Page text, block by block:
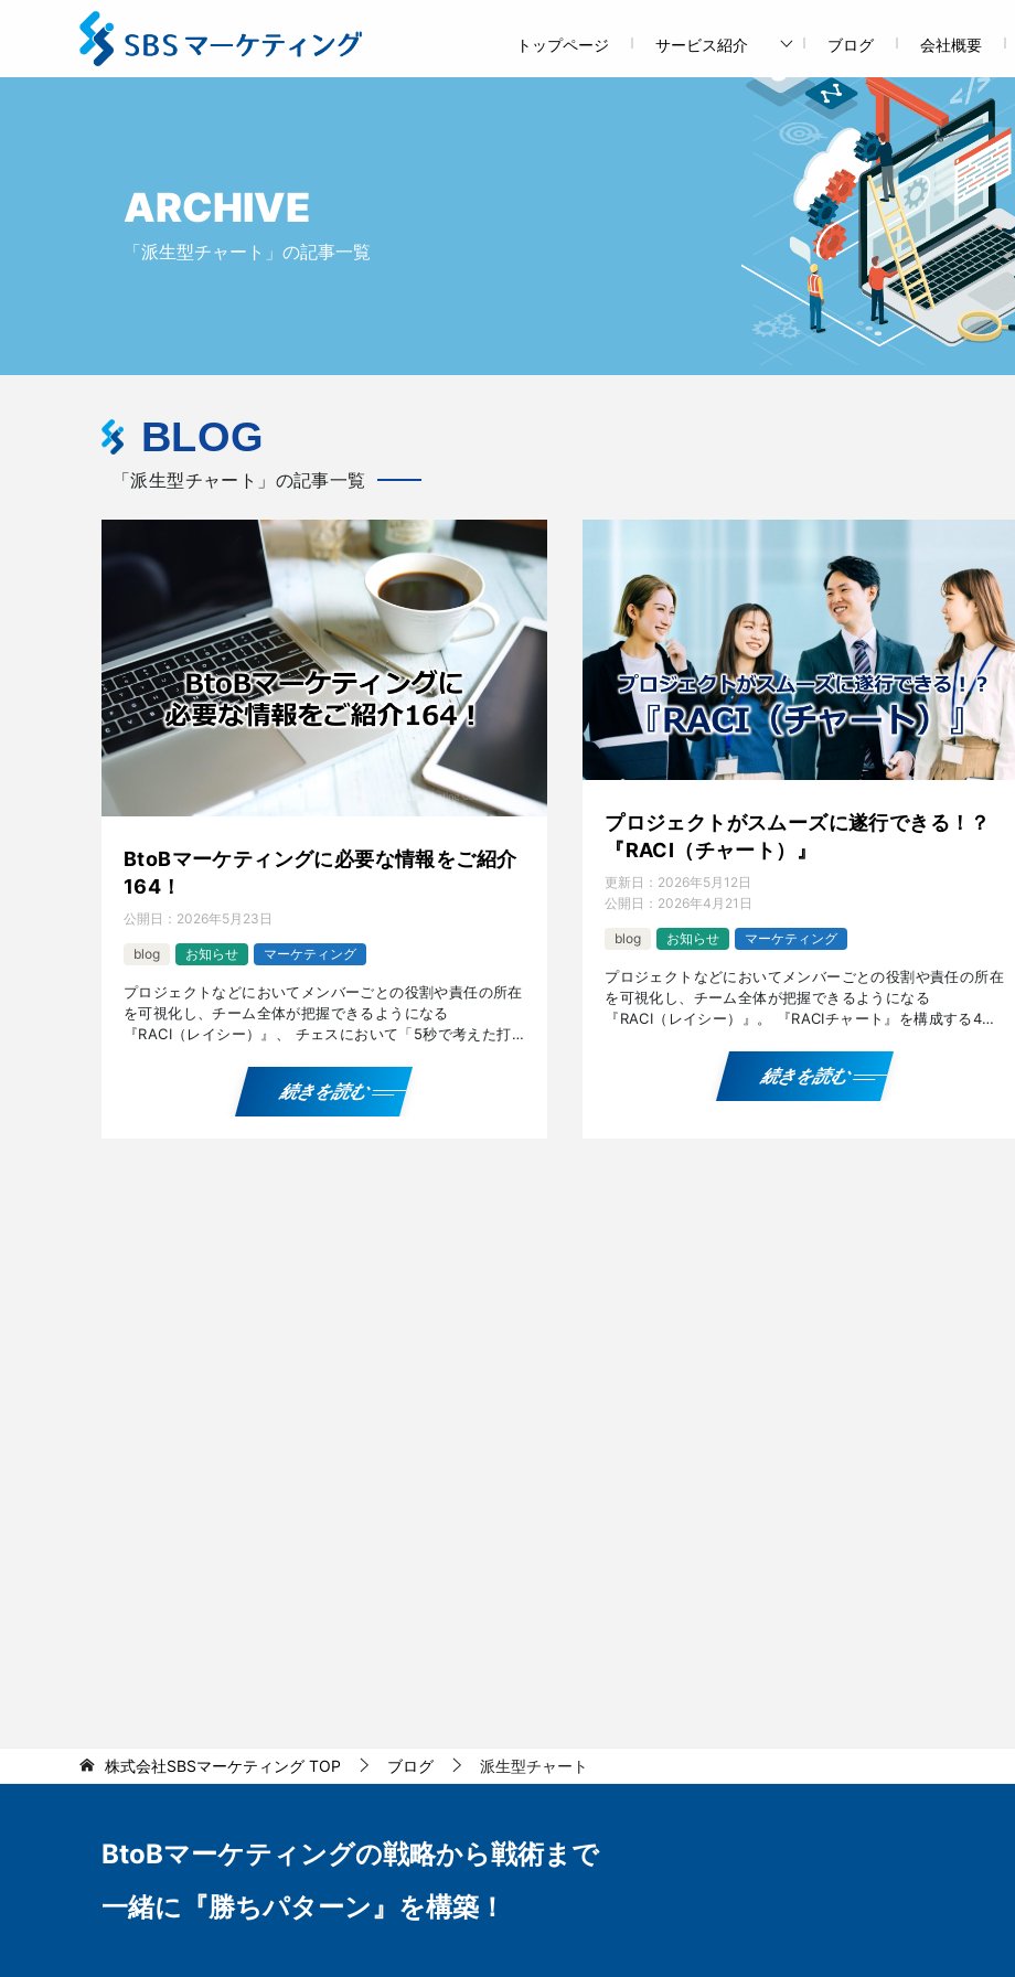
トップページ サービス紹介 ブログ 会社概要
ARCHIVE
「派生型チャート」の記事一覧
BLOG
「派生型チャート」の記事一覧
BtoBマーケティングに必要な情報をご紹介
164！
公開日： 2026年5月23日
blog お知らせ マーケティング
プロジェクトなどにおいてメンバーごとの役割や責任の所在
を可視化し、チーム全体が把握できるようになる
『RACI（レイシー）』、 チェスにおいて「5秒で考えた打
続きを読む
プロジェクトがスムーズに遂行できる！？
『RACI（チャート）』
更新日： 2026年5月12日
公開日： 2026年4月21日
blog お知らせ マーケティング
プロジェクトなどにおいてメンバーごとの役割や責任の所在
を可視化し、チーム全体が把握できるようになる
『RACI（レイシー）』。 『RACIチャート』を構成する4つ
続きを読む
株式会社SBSマーケティング TOP ブログ 派生型チャート
BtoBマーケティングの戦略から戦術まで
一緒に『勝ちパターン』を構築！